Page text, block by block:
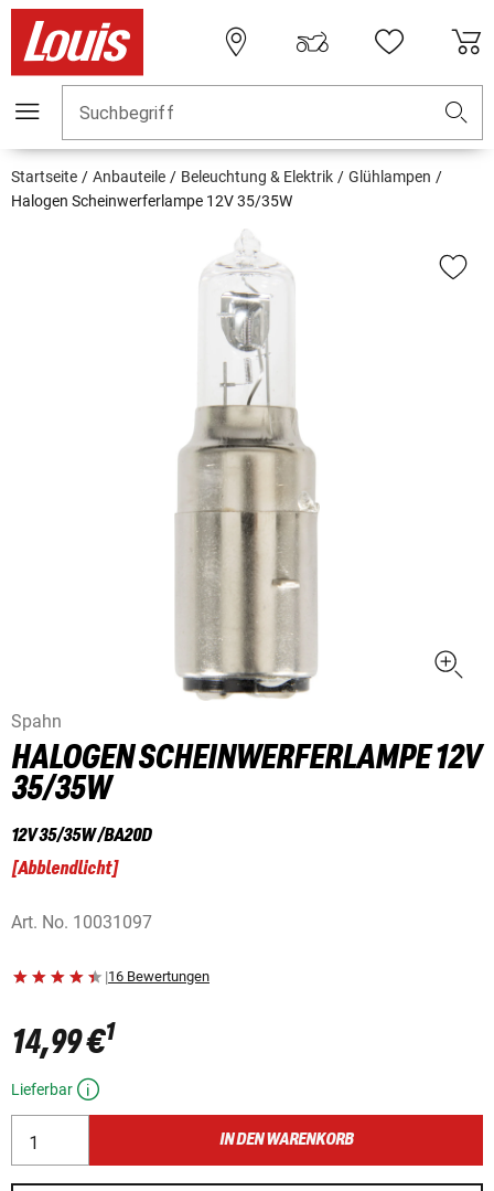
Suchbegriff
Startseite Anbauteile Beleuchtung & Elektrik
Glühlampen
Halogen Scheinwerferlampe 12V 35/35W
Spahn
HALOGEN SCHEINWERFERLAMPE 12V
35/35W
12V 35/35W /BA20D
[Abblendlicht]
Art. No. 10031097
|16 Bewertungen
14,99 €1
Lieferbar
IN DEN WARENKORB